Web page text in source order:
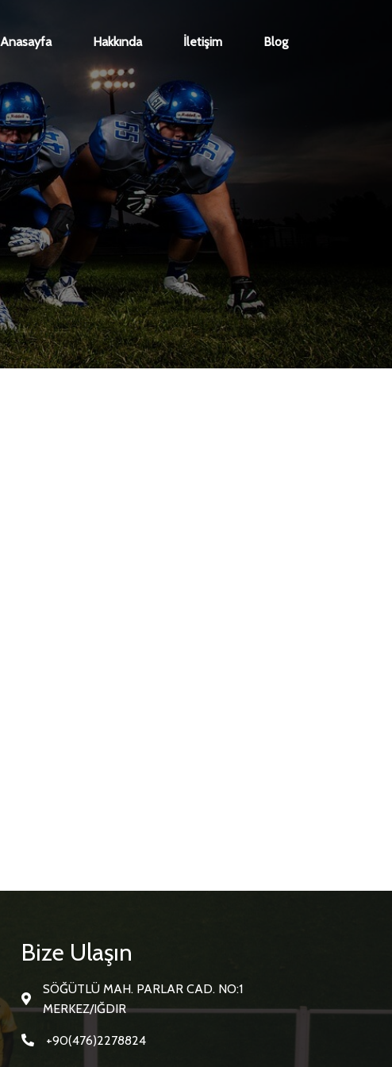
Anasayfa Hakkında İletişim Blog
Bize Ulaşın
SÖĞÜTLÜ MAH. PARLAR CAD. NO:1
MERKEZ/IĞDIR
+90(476)2278824